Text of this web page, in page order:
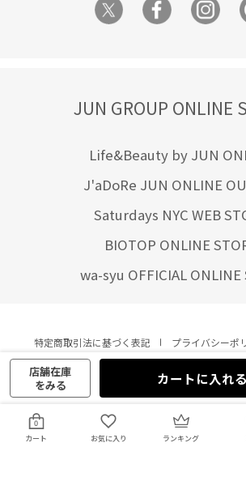
0
カート
お気に入り ランキング
JUN GROUP ONLINE
Life&Beauty by JUN
J'aDoRe JUN ONLINE
Saturdays NYC WEB
BIOTOP ONLINE
wa-syu OFFICIAL ONLINE
特定商取引法に基づく表記 プライバシーポ
ご利用規約
サイトマップ リクルート
YOU ARE CULTURE.
© JUN CO.,LTD. ALL RIGHTS
店舗在庫
をみる
カートに入れる